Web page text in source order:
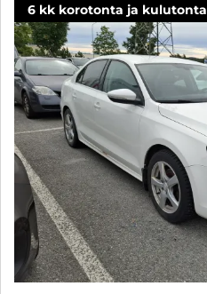
6 kk korotonta ja kulutonta